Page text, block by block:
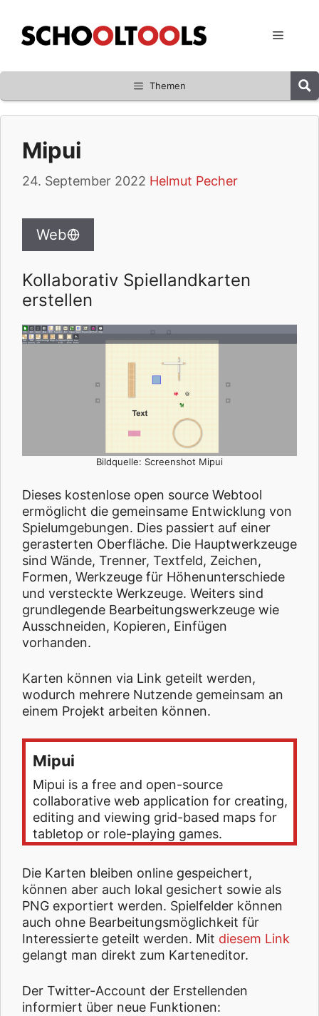
Inhalt
springen
Menü
Themen
Mipui
24. September 2022 Helmut Pecher
Web
Kollaborativ Spiellandkarten
erstellen
Bildquelle: Screenshot Mipui
Dieses kostenlose open source Webtool
ermöglicht die gemeinsame Entwicklung von
Spielumgebungen. Dies passiert auf einer
gerasterten Oberfläche. Die Hauptwerkzeuge
sind Wände, Trenner, Textfeld, Zeichen,
Formen, Werkzeuge für Höhenunterschiede
und versteckte Werkzeuge. Weiters sind
grundlegende Bearbeitungswerkzeuge wie
Ausschneiden, Kopieren, Einfügen
vorhanden.
Karten können via Link geteilt werden,
wodurch mehrere Nutzende gemeinsam an
einem Projekt arbeiten können.
Mipui
Mipui is a free and open-source
collaborative web application for creating,
editing and viewing grid-based maps for
tabletop or role-playing games.
Die Karten bleiben online gespeichert,
können aber auch lokal gesichert sowie als
PNG exportiert werden. Spielfelder können
auch ohne Bearbeitungsmöglichkeit für
Interessierte geteilt werden. Mit diesem Link
gelangt man direkt zum Karteneditor.
Der Twitter-Account der Erstellenden
informiert über neue Funktionen: